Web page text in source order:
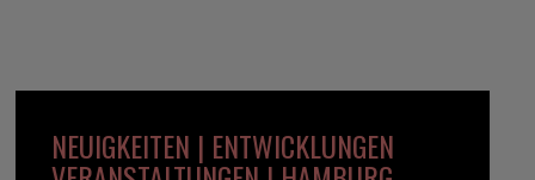
NEUIGKEITEN | ENTWICKLUNGEN